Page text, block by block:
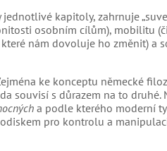
kapitoly, zahrnuje
osobním cílům), mobilitu
nám dovoluje ho změnit) a
ke konceptu německé
souvisí s důrazem na to
a podle kterého moderní
pro kontrolu a